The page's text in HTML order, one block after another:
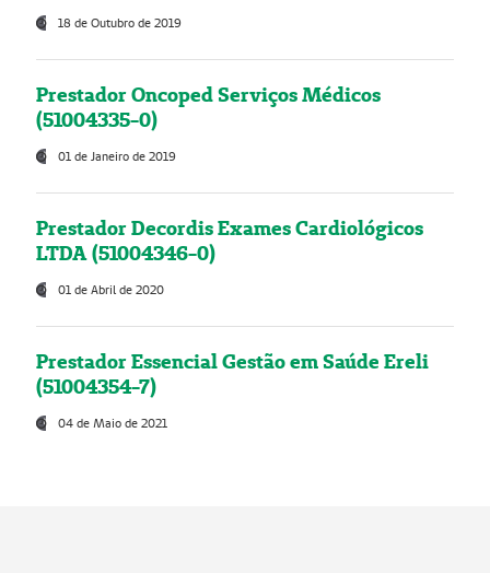
18 de Outubro de 2019
Prestador Oncoped Serviços Médicos
(51004335-0)
01 de Janeiro de 2019
Prestador Decordis Exames Cardiológicos
LTDA (51004346-0)
01 de Abril de 2020
Prestador Essencial Gestão em Saúde Ereli
(51004354-7)
04 de Maio de 2021